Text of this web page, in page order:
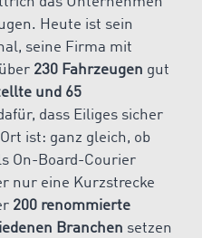
Heute ist sein
seine Firma mit
230 Fahrzeugen gut
und 65
dass Eiliges sicher
ist: ganz gleich, ob
On-Board-Courier
nur eine Kurzstrecke
200 renommierte
Branchen setzen